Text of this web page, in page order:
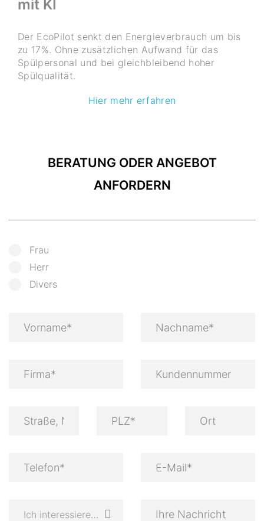
mit KI
Der EcoPilot senkt den Energieverbrauch um bis
zu 17%. Ohne zusätzlichen Aufwand für das
Spülpersonal und bei gleichbleibend hoher
Spülqualität.
Hier mehr erfahren
BERATUNG ODER ANGEBOT
ANFORDERN
Frau
Herr
Divers
Ich interessiere mich für